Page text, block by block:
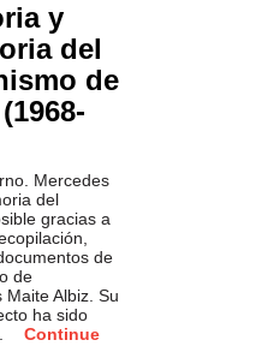
y
del
de
Mercedes
del
gracias a
de
de
Albiz. Su
ha sido
Continue